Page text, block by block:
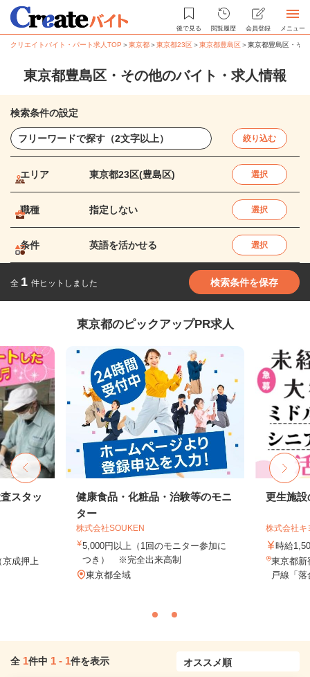
後で見る 閲覧履歴 会員登録 メニュー
クリエイトバイト・パート求人TOP ＞東京都＞東京都23区＞東京都豊島区＞東京都豊島区・そ
東京都豊島区・その他のバイト・求人情報
検索条件の設定
絞り込む
エリア 東京都23区(豊島区) 選択
職種 指定しない 選択
条件 英語を活かせる 選択
全 1 件ヒットしました 検索条件を保存
東京都のピックアップPR求人
スタッ
京成押上
健康食品・化粧品・治験等のモニ
ター
株式会社SOUKEN
5,000円以上（1回のモニター参加に
つき） ※完全出来高制
東京都全域
更生施設
株式会社キ
時給
東京都新
戸線「
全 1件中 1 - 1件を表示